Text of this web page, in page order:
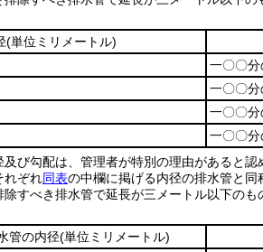
(単位ミリメートル)
一〇〇
一〇〇
一〇〇
一〇〇
び勾配は、管理者が特別の理由があると認
れぞれ同表の中欄に掲げる内径の排水管と同
すべき排水管で延長が三メートル以下の
管の内径(単位ミリメートル)